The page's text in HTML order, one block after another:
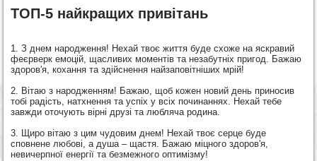
ТОП-5 найкращих привітань
1. З днем народження! Нехай твоє життя буде схоже на яскравий
феєрверк емоцій, щасливих моментів та незабутніх пригод. Бажаю
здоров'я, кохання та здійснення найзаповітніших мрій!
2. Вітаю з народженням! Бажаю, щоб кожен новий день приносив
тобі радість, натхнення та успіх у всіх починаннях. Нехай тебе
завжди оточують вірні друзі та любляча родина.
3. Щиро вітаю з цим чудовим днем! Нехай твоє серце буде
сповнене любові, а душа – щастя. Бажаю міцного здоров'я,
невичерпної енергії та безмежного оптимізму!